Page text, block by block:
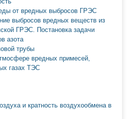
от вредных выбросов ГРЭС
выбросов вредных веществ из
ГРЭС. Постановка задачи
азота
трубы
вредных примесей,
газах ТЭС
и кратность воздухообмена в